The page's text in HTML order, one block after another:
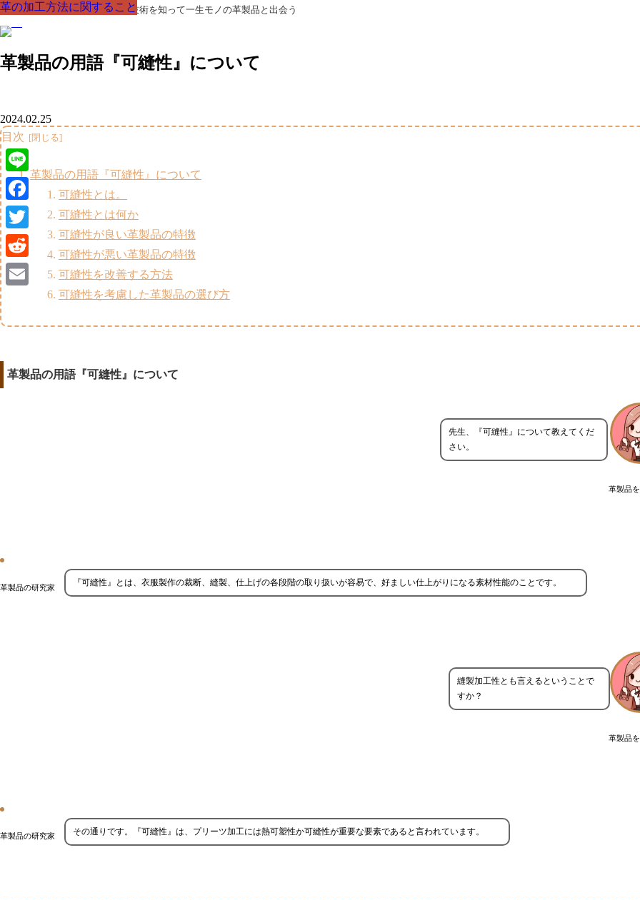
革製品の部品の呼び名・素材・技術を知って一生モノの革製品と出会う
革製品の用語『可縫性』について
革の加工方法に関すること
2024.02.25
目次
革製品の用語『可縫性』について
可縫性とは。
可縫性とは何か
可縫性が良い革製品の特徴
可縫性が悪い革製品の特徴
可縫性を改善する方法
可縫性を考慮した革製品の選び方
革製品の用語『可縫性』について
革製品
先生、『可縫性』について教えてくだ
さい。
革製品の研究家 『可縫性』とは、衣服製作の裁断、縫製、仕上げの各段階の取り扱いが容易で、好ましい仕上がりになる素材性能のことです。
革製品
縫製加工性とも言えるということで
すか？
革製品の研究家 その通りです。『可縫性』は、プリーツ加工には熱可塑性か可縫性が重要な要素であると言われています。
革の加工方法に関すること
革の加工方法に関すること
革の加工方法に関すること
革の加工方法に関すること
革の加工方法に関すること
革の加工方法に関すること
Line
Facebook
Twitter
Reddit